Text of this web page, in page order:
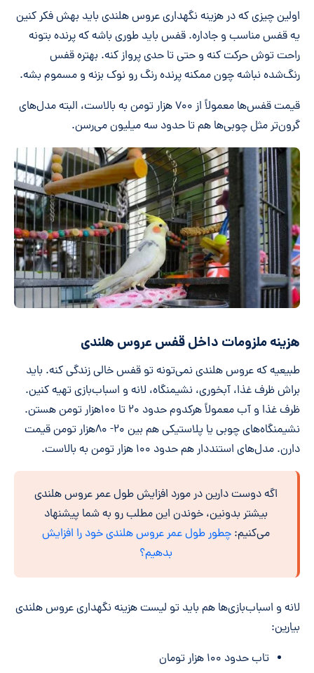
اولین چیزی که در هزینه نگهداری عروس هلندی باید بهش فکر کنین
یه قفس مناسب و جاداره. قفس باید طوری باشه که پرنده بتونه
راحت توش حرکت کنه و حتی تا حدی پرواز کنه. بهتره قفس
رنگ‌شده نباشه چون ممکنه پرنده رنگ رو نوک بزنه و مسموم بشه.
قیمت قفس‌ها معمولاً از ۷۰۰ هزار تومن به بالاست، البته مدل‌های
گرون‌تر مثل چوبی‌ها هم تا حدود سه میلیون می‌رسن.
هزینه ملزومات داخل قفس عروس هلندی
طبیعیه که عروس هلندی نمی‌تونه تو قفس خالی زندگی کنه. باید
براش ظرف غذا، آبخوری، نشیمنگاه، لانه و اسباب‌بازی تهیه کنین.
ظرف غذا و آب معمولاً هرکدوم حدود ۲۰ تا ۱۰۰هزار تومن هستن.
نشیمنگاه‌های چوبی یا پلاستیکی هم بین ۲۰- ۸۰هزار تومن قیمت
دارن. مدل‌های استنددار هم حدود ۱۰۰ هزار تومن به بالاست.
اگه دوست دارین در مورد افزایش طول عمر عروس هلندی
بیشتر بدونین، خوندن این مطلب رو به شما پیشنهاد
می‌کنیم:چطور طول عمر عروس هلندی خود را افزایش
بدهیم؟
لانه و اسباب‌بازی‌ها هم باید تو لیست هزینه نگهداری عروس هلندی
بیارین:
تاب حدود ۱۰۰ هزار تومان